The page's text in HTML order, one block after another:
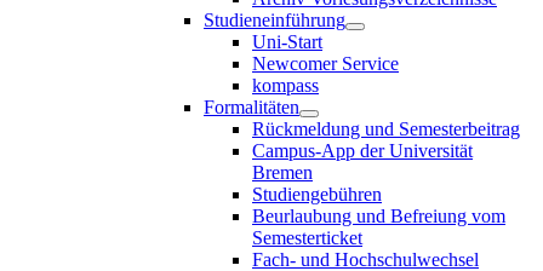
Studieneinführung
Uni-Start
Newcomer Service
kompass
Formalitäten
Rückmeldung und Semesterbeitrag
Campus-App der Universität
Bremen
Studiengebühren
Beurlaubung und Befreiung vom
Semesterticket
Fach- und Hochschulwechsel